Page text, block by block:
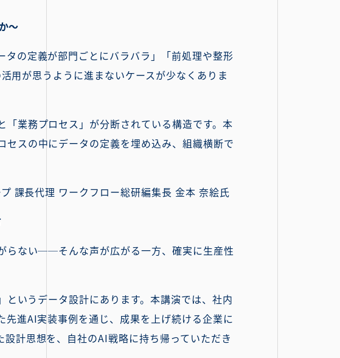
〜
の定義が部門ごとにバラバラ」「前処理や整形
用が思うように進まないケースが少なくありま
業務プロセス」が分断されている構造です。本
スの中にデータの定義を埋め込み、組織横断で
課長代理 ワークフロー総研編集長 金本 奈絵氏
らない──そんな声が広がる一方、確実に生産性
いうデータ設計にあります。本講演では、社内
進AI実装事例を通じ、成果を上げ続ける企業に
計思想を、自社のAI戦略に持ち帰っていただき